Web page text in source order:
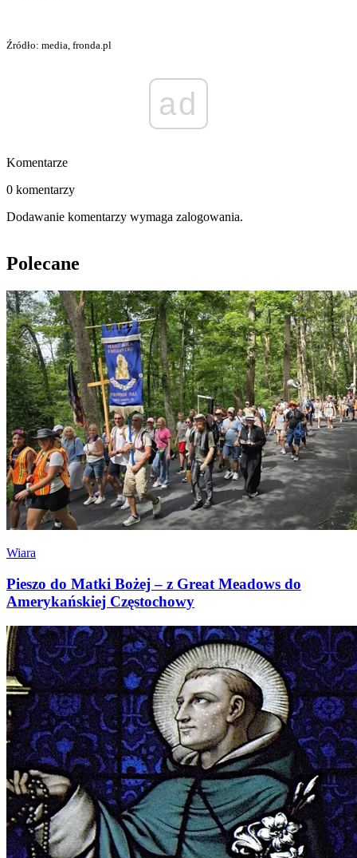
Źródło: media, fronda.pl
ad
Komentarze
0 komentarzy
Dodawanie komentarzy wymaga zalogowania.
Polecane
Wiara
Pieszo do Matki Bożej – z Great Meadows do
Amerykańskiej Częstochowy